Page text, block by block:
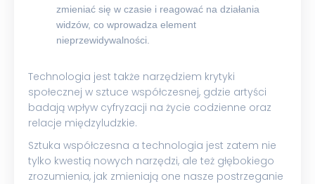
zmieniać się w czasie i reagować na działania
widzów, co wprowadza element
nieprzewidywalności.
Technologia jest także narzędziem krytyki
społecznej w sztuce współczesnej, gdzie artyści
badają wpływ cyfryzacji na życie codzienne oraz
relacje międzyludzkie.
Sztuka współczesna a technologia jest zatem nie
tylko kwestią nowych narzędzi, ale też głębokiego
zrozumienia, jak zmieniają one nasze postrzeganie